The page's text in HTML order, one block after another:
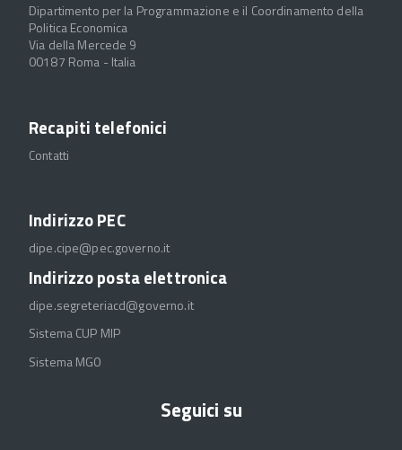
Dipartimento per la Programmazione e il Coordinamento della
Politica Economica
Via della Mercede 9
00187 Roma - Italia
Recapiti telefonici
Contatti
Indirizzo PEC
dipe.cipe@pec.governo.it
Indirizzo posta elettronica
dipe.segreteriacd@governo.it
Sistema CUP MIP
Sistema MGO
Seguici su